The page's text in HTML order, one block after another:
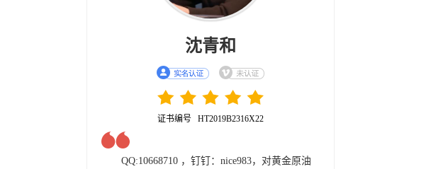
沈青和
证书编号 HT2019B2316X22
QQ:10668710 ，钉钉：nice983，对黄金原油